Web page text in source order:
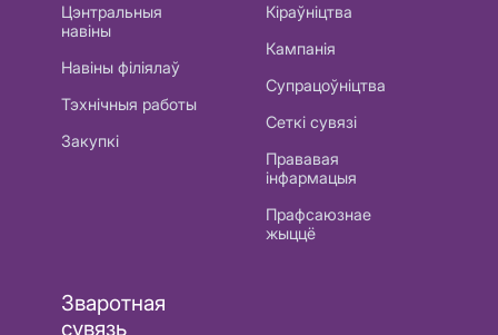
Цэнтральныя
навіны
Навіны філіялаў
Тэхнічныя работы
Закупкі
Кіраўніцтва
Кампанія
Супрацоўніцтва
Сеткі сувязі
Прававая
інфармацыя
Прафсаюзнае
жыццё
Зваротная
сувязь